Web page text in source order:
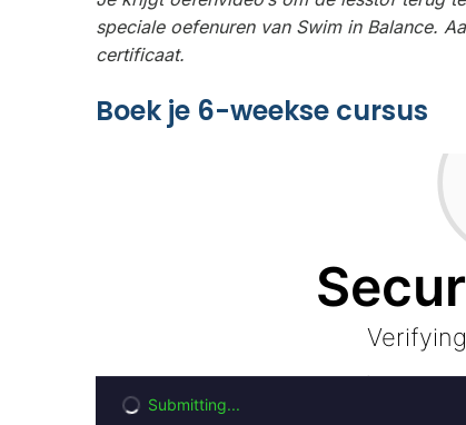
speciale oefenuren van Swim in Balance.
certificaat.
Boek je 6-weekse cursus